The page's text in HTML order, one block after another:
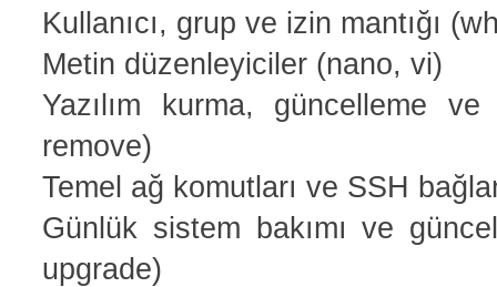
Kullanıcı, grup ve izin mantığı (
Metin düzenleyiciler (nano, vi)
Yazılım kurma, güncelleme ve
remove)
Temel ağ komutları ve SSH
Günlük sistem bakımı ve
upgrade)